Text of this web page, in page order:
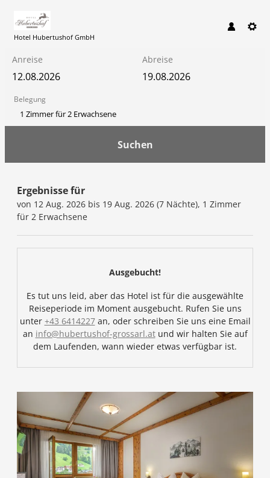
Anreise Abreise
Belegung
1 Zimmerfür2 Erwachsene
Suchen
Hotel Hubertushof GmbH
Ergebnisse für
von 12 Aug. 2026 bis 19 Aug. 2026 (7 Nächte), 1 Zimmer
für 2 Erwachsene
Ausgebucht!
Es tut uns leid, aber das Hotel ist für die ausgewählte
Reiseperiode im Moment ausgebucht. Rufen Sie uns
unter +43 6414227an, oder schreiben Sie uns eine Email
an info@hubertushof-grossarl.atund wir halten Sie auf
dem Laufenden, wann wieder etwas verfügbar ist.